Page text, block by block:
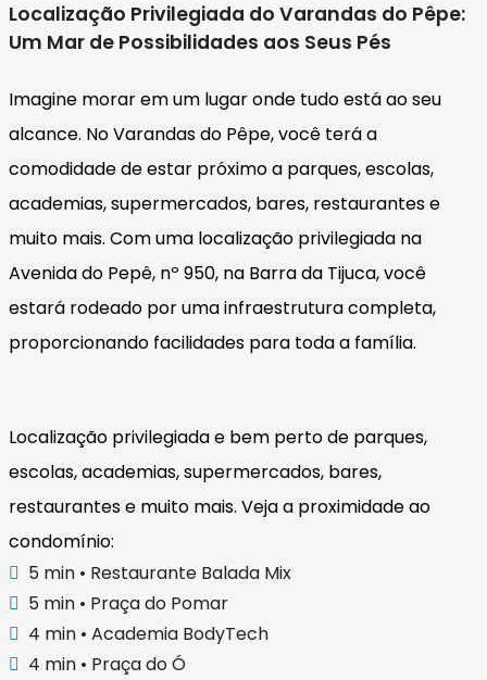
Localização Privilegiada do Varandas do Pêpe:
Um Mar de Possibilidades aos Seus Pés
Imagine morar em um lugar onde tudo está ao seu
alcance. No Varandas do Pêpe, você terá a
comodidade de estar próximo a parques, escolas,
academias, supermercados, bares, restaurantes e
muito mais. Com uma localização privilegiada na
Avenida do Pepê, nº 950, na Barra da Tijuca, você
estará rodeado por uma infraestrutura completa,
proporcionando facilidades para toda a família.
Localização privilegiada e bem perto de parques,
escolas, academias, supermercados, bares,
restaurantes e muito mais. Veja a proximidade ao
condomínio:
5 min • Restaurante Balada Mix
5 min • Praça do Pomar
4 min • Academia BodyTech
4 min • Praça do Ó